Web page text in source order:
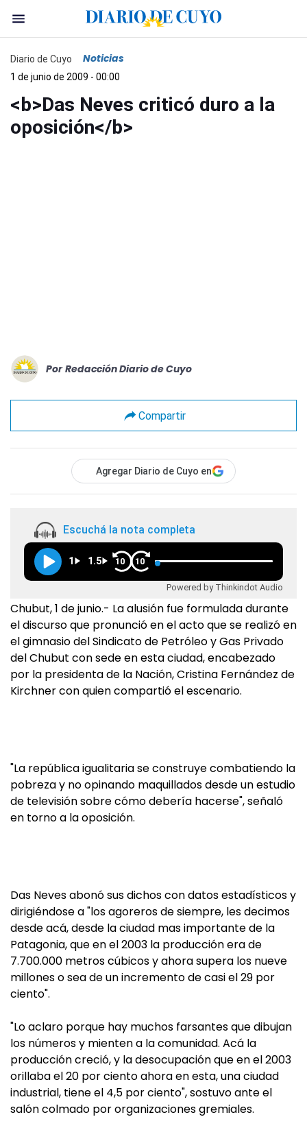
Diario de Cuyo Noticias
1 de junio de 2009 - 00:00
<b>Das Neves criticó duro a la
oposición</b>
Por Redacción Diario de Cuyo
Compartir
Agregar Diario de Cuyo en
Escuchá la nota completa
1 1.5 10 10
Powered by Thinkindot Audio
Chubut, 1 de junio.- La alusión fue formulada durante
el discurso que pronunció en el acto que se realizó en
el gimnasio del Sindicato de Petróleo y Gas Privado
del Chubut con sede en esta ciudad, encabezado
por la presidenta de la Nación, Cristina Fernández de
Kirchner con quien compartió el escenario.
"La república igualitaria se construye combatiendo la
pobreza y no opinando maquillados desde un estudio
de televisión sobre cómo debería hacerse", señaló
en torno a la oposición.
Das Neves abonó sus dichos con datos estadísticos y
dirigiéndose a "los agoreros de siempre, les decimos
desde acá, desde la ciudad mas importante de la
Patagonia, que en el 2003 la producción era de
7.700.000 metros cúbicos y ahora supera los nueve
millones o sea de un incremento de casi el 29 por
ciento".
"Lo aclaro porque hay muchos farsantes que dibujan
los números y mienten a la comunidad. Acá la
producción creció, y la desocupación que en el 2003
orillaba el 20 por ciento ahora en esta, una ciudad
industrial, tiene el 4,5 por ciento", sostuvo ante el
salón colmado por organizaciones gremiales.